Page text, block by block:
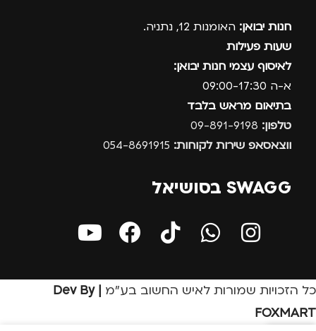
חנות יבואן: האומנות 12, נתניה.
שעות פעילות
לאיסוף עצמי חנות יבואן:
א-ה 09:00-17:30
בתיאום מראש בלבד
טלפון:
ווצאסאפ שירות לקוחות:
SWAGG בסושיאל
כל הזכויות שמורות לאיש החשוב בע״מ
| Dev By
FOXMART